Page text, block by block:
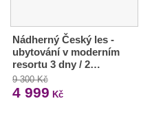
Nádherný Český les -
ubytování v moderním
resortu 3 dny / 2…
9 300 Kč
4 999 Kč